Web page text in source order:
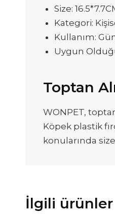
Size:
Kategori:
Kullanım:
Uygun
Toptan
WONPET,
Köpek plastik
konularında
İlgili ürünler